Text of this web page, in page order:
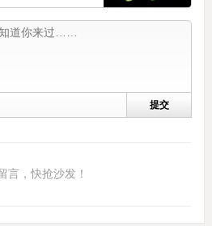
言，快抢沙发！